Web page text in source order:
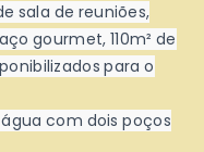
sala de reuniões,
gourmet, 110m² de
para o
com dois poços